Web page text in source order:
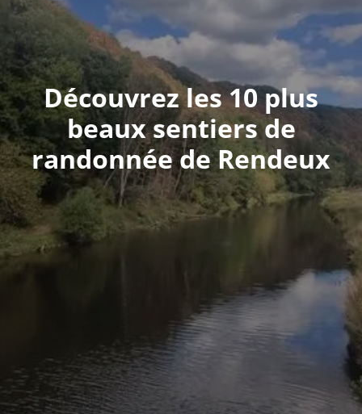
Découvrez les 10 plus
beaux sentiers de
randonnée de Rendeux